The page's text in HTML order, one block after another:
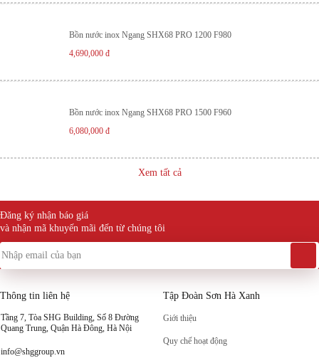
Bồn nước inox Ngang SHX68 PRO 1200 F980
4,690,000đ
Bồn nước inox Ngang SHX68 PRO 1500 F960
6,080,000đ
Xem tất cả
Đăng ký nhận báo giá
và nhận mã khuyến mãi đến từ chúng tôi
Thông tin liên hệ
Tầng 7, Tòa SHG Building, Số 8 Đường
Quang Trung, Quận Hà Đông, Hà Nội
info@shggroup.vn
Tập Đoàn Sơn Hà Xanh
Giới thiệu
Quy chế hoạt động